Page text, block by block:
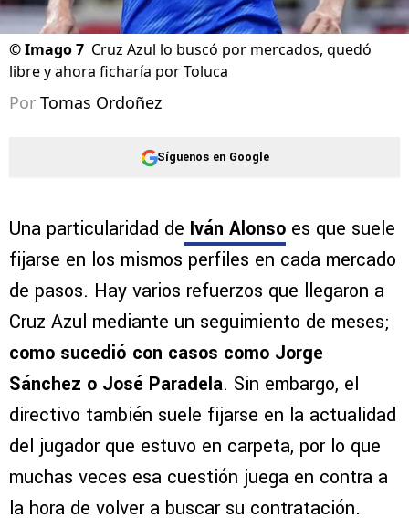
©Imago 7 Cruz Azul lo buscó por mercados, quedó
libre y ahora ficharía por Toluca
Por Tomas Ordoñez
Síguenos en Google
Una particularidad de Iván Alonso es que suele
fijarse en los mismos perfiles en cada mercado
de pasos. Hay varios refuerzos que llegaron a
Cruz Azul mediante un seguimiento de meses;
como sucedió con casos como Jorge
Sánchez o José Paradela. Sin embargo, el
directivo también suele fijarse en la actualidad
del jugador que estuvo en carpeta, por lo que
muchas veces esa cuestión juega en contra a
la hora de volver a buscar su contratación.